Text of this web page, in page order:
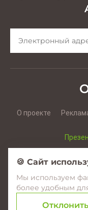
О проекте
Facebook
🍪 Сайт
Мы используем
более удобным
Отклонить